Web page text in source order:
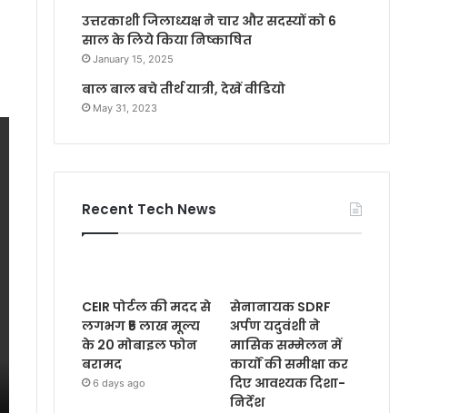
उत्तरकाशी जिलाध्यक्ष ने चार और सदस्यों को 6
साल के लिये किया निष्काषित
January 15, 2025
बाल बाल बचे तीर्थ यात्री, देखें वीडियो
May 31, 2023
Recent Tech News
CEIR पोर्टल की मदद से
लगभग ₹5 लाख मूल्य
के 20 मोबाइल फोन
बरामद
6 days ago
सेनानायक SDRF
अर्पण यदुवंशी ने
मासिक सम्मेलन में
कार्यों की समीक्षा कर
दिए आवश्यक दिशा-
निर्देश